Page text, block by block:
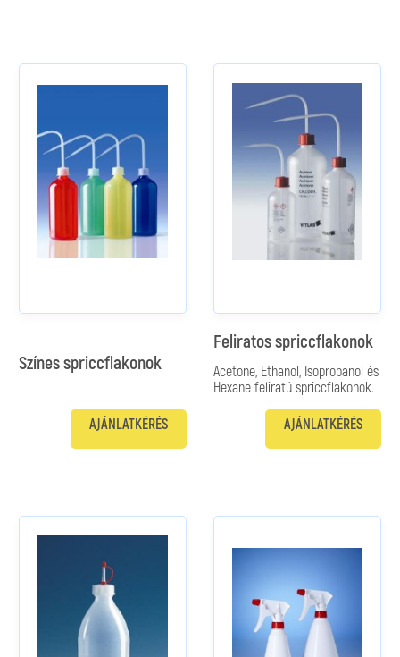
Színes spriccflakonok
AJÁNLATKÉRÉS
Feliratos spriccflakonok
Acetone, Ethanol, Isopropanol és
Hexane feliratú spriccflakonok.
AJÁNLATKÉRÉS